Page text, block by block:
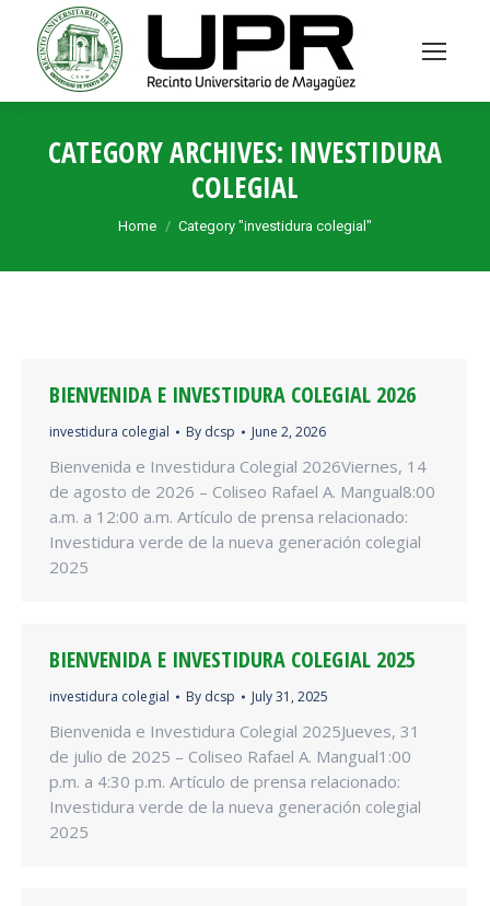
CATEGORY ARCHIVES: INVESTIDURA
COLEGIAL
You are here:
Home Category "investidura colegial"
BIENVENIDA E INVESTIDURA COLEGIAL 2026
investidura colegial By dcsp June 2, 2026
Bienvenida e Investidura Colegial 2026Viernes, 14
de agosto de 2026 – Coliseo Rafael A. Mangual8:00
a.m. a 12:00 a.m. Artículo de prensa relacionado:
Investidura verde de la nueva generación colegial
2025
BIENVENIDA E INVESTIDURA COLEGIAL 2025
investidura colegial By dcsp July 31, 2025
Bienvenida e Investidura Colegial 2025Jueves, 31
de julio de 2025 – Coliseo Rafael A. Mangual1:00
p.m. a 4:30 p.m. Artículo de prensa relacionado:
Investidura verde de la nueva generación colegial
2025